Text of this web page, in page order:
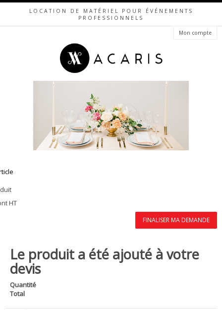
LOCATION DE MATÉRIEL POUR ÉVÉNEMENTS
PROFESSIONNELS
Mon compte
HT
FINALISER MA DEMANDE
Le produit a été ajouté à votre
devis
Quantité
Total